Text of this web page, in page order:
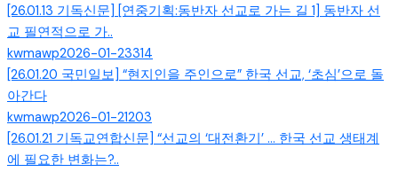
[26.01.13 기독신문] [연중기획:동반자 선교로 가는 길 1] 동반자 선
교 필연적으로 가..
kwmawp2026-01-23314
[26.01.20 국민일보] “현지인을 주인으로” 한국 선교, ‘초심’으로 돌
아간다
kwmawp2026-01-21203
[26.01.21 기독교연합신문] “선교의 ‘대전환기’ … 한국 선교 생태계
에 필요한 변화는?..